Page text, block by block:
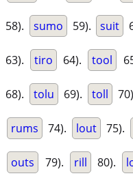
58). sumo 59). suit
63). tiro 64). tool
68). tolu 69). toll
rums 74). lout 75).
outs 79). rill 80).